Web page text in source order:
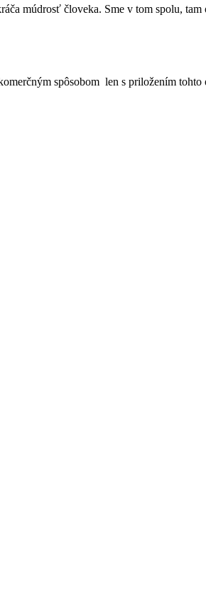
múdrosť človeka. Sme v tom spolu,
spôsobom len s priložením tohto